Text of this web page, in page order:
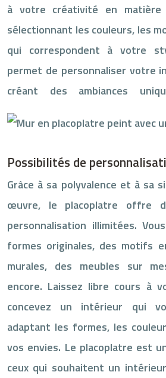
à votre créativité en matière
sélectionnant les couleurs, les
qui correspondent à votre
permet de personnaliser votre
créant des ambiances
Possibilités de
Grâce à sa polyvalence et à sa
œuvre, le placoplatre offre
personnalisation illimitées.
formes originales, des motifs
murales, des meubles sur
encore. Laissez libre cours à
concevez un intérieur qui
adaptant les formes, les
vos envies. Le placoplatre est
ceux qui souhaitent un